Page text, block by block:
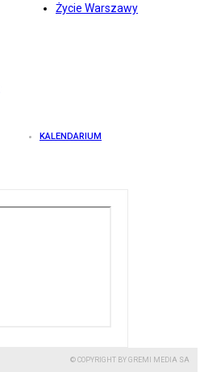
Życie Warszawy
KALENDARIUM
© COPYRIGHT BY GREMI MEDIA SA